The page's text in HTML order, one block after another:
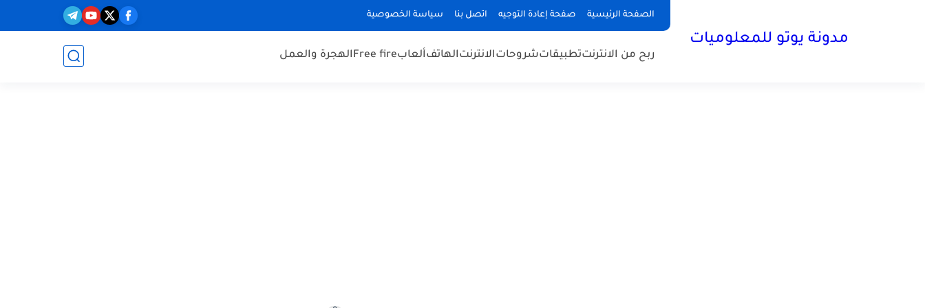
الصفحة الرئيسية صفحة إعادة التوجيه اتصل بنا سياسة الخصوصية
مدونة يوتو للمعلوميات
ربح من الانترنتتطبيقاتشروحاتالانترنتالهاتفألعابFree fireالهجرة والعمل